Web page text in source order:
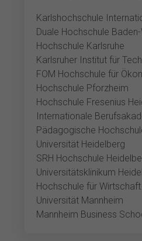
Karlshochschule
Hochschule Karlsruhe
Karlsruher Institut für
Hochschule Pforzheim
Hochschule Fresenius
Internationale
Pädagogische
Universität Heidelberg
SRH Hochschule
Universitätsklinikum
Universität Mannheim
Mannheim Business